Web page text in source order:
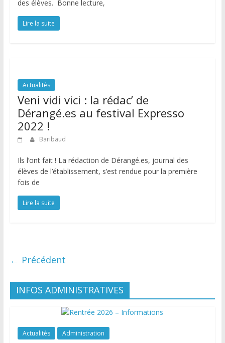
des élèves. Bonne lecture,
Lire la suite
Actualités
Veni vidi vici : la rédac’ de
Dérangé.es au festival Expresso
2022 !
Baribaud
Ils l’ont fait ! La rédaction de Dérangé.es, journal des
élèves de l’établissement, s’est rendue pour la première
fois de
Lire la suite
← Précédent
INFOS ADMINISTRATIVES
Actualités Administration